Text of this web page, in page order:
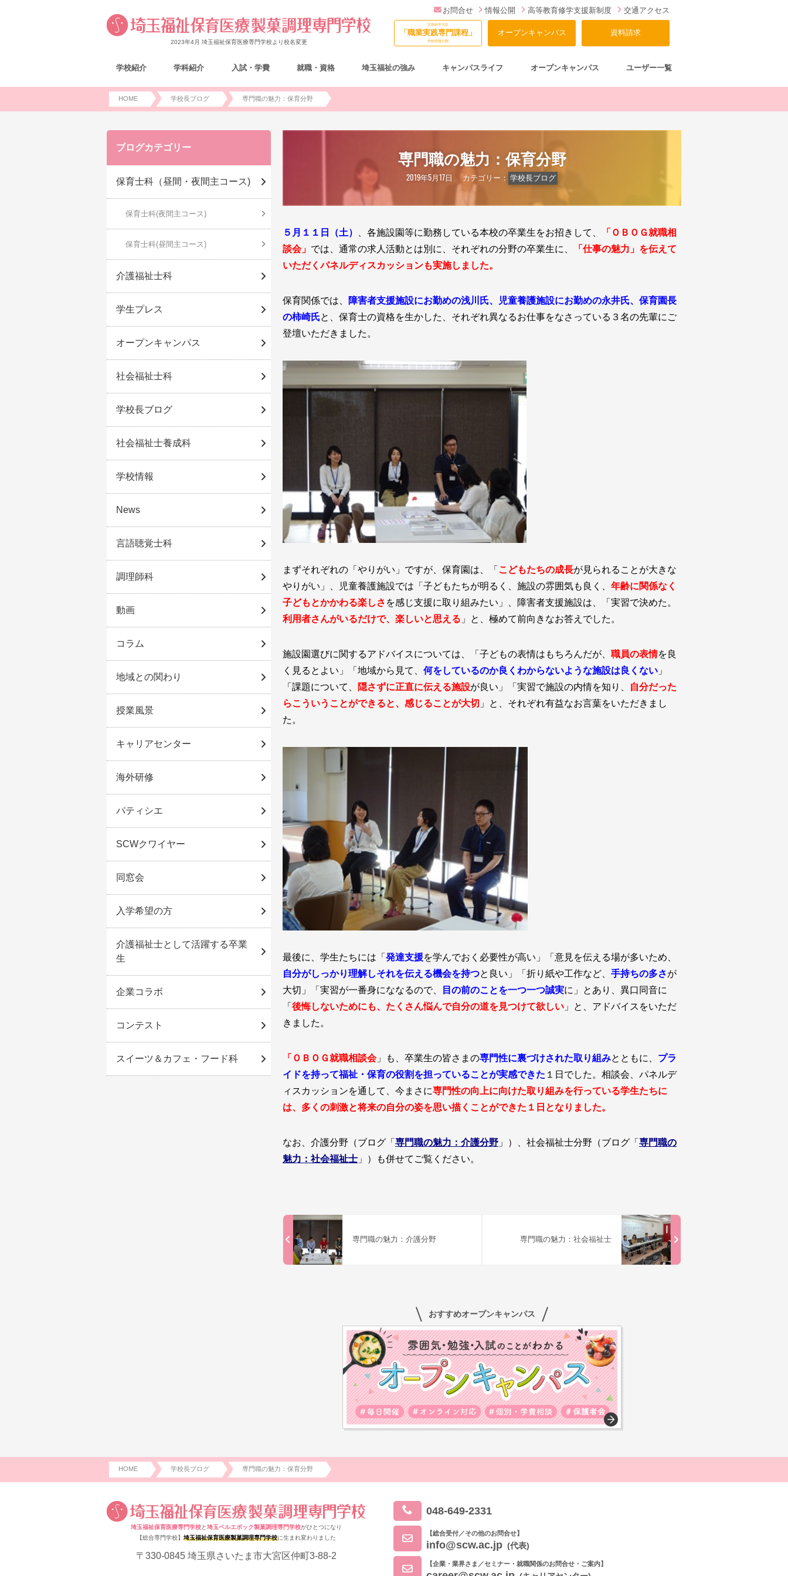
2023年4月 埼玉福祉保育医療専門学校より校名変更
お問合せ 情報公開 高等教育修学支援新制度 交通アクセス
文部科学大臣
「職業実践専門課程」
学校情報公開
オープンキャンパス 資料請求
学校紹介 学科紹介 入試・学費 就職・資格 埼玉福祉の強み キャンパスライフ オープンキャンパス ユーザー一覧
HOME 学校長ブログ 専門職の魅力：保育分野
専門職の魅力：保育分野
2019年5月17日 カテゴリー： 学校長ブログ
５月１１日（土） 、各施設園等に勤務している本校の卒業生をお招きして、
「ＯＢＯＧ就職相
談会」 では、 通常の求人活動とは別に、それぞれの分野の卒業生に
「仕事の魅力」を伝えて
いただくパネルディスカッションも実施しました。
保育関係では、
障害者支援施設にお勤めの浅川氏、児童養護施設にお勤めの永井氏、保育園長
の柿崎氏と、保育士の資格を生かした、それぞれ異なるお仕事をなさっている３名の先輩にご
登壇いただきました。
まずそれぞれの「やりがい」ですが、保育園は、「 こどもたちの成長が見られることが大きな
やりがい」、児童養護施設では「子どもたちが明るく、施設の雰囲気も良く、 年齢に関係なく
子どもとかかわる楽しさ を感じ支援に取り組みたい」、障害者支援施設は、「実習で決めた。
利用者さんがいるだけで、楽しいと思える 」と、極めて前向きなお答えでした。
施設園選びに関するアドバイスについては、「子どもの表情はもちろんだが、 職員の表情を良
く見るとよい」「地域から見て、 何をしているのか良くわからないような施設は良くない 」
「課題について、
隠さずに正直に伝える施設が良い」「実習で施設の内情を知り、
自分だった
らこういうことができると、感じることが大切 」と、それぞれ有益なお言葉をいただきまし
た。
最後に、学生たちには「 発達支援を学んでおく必要性が高い」「意見を伝える場が多いため、
自分がしっかり理解しそれを伝える機会を持つと良い」「折り紙や工作など、 手持ちの多さが
大切」「実習が一番身にななるので、
目の前のことを一つ一つ誠実に」とあり、異口同音に
「 後悔しないためにも、たくさん悩んで自分の道を見つけて欲しい 」と、アドバイスをいただ
きました。
「ＯＢＯＧ就職相談会」も、卒業生の皆さまの専門性に裏づけされた取り組みとともに、 プラ
イドを持って福祉・保育の役割を担っていることが実感できた １日でした。相談会、パネルデ
ィスカッションを通して、今まさに専門性の向上に向けた取り組みを行っている学生たちに
は、多くの刺激と将来の自分の姿を思い描くことができた１日となりました。
なお、介護分野（ブログ「 専門職の魅力：介護分野 」）、社会福祉士分野（ブログ「 専門職の
魅力：社会福祉士 」）も併せてご覧ください。
専門職の魅力：介護分野 専門職の魅力：社会福祉士
おすすめオープンキャンパス
ブログカテゴリー
保育士科（昼間・夜間主コース)
保育士科(夜間主コース)
保育士科(昼間主コース)
介護福祉士科
学生プレス
オープンキャンパス
社会福祉士科
学校長ブログ
社会福祉士養成科
学校情報
News
言語聴覚士科
調理師科
動画
コラム
地域との関わり
授業風景
キャリアセンター
海外研修
パティシエ
SCWクワイヤー
同窓会
入学希望の方
介護福祉士として活躍する卒業
生
企業コラボ
コンテスト
スイーツ＆カフェ・フード科
HOME 学校長ブログ 専門職の魅力：保育分野
埼玉福祉保育医療専門学校と埼玉ベルエポック製菓調理専門学校がひとつになり
【総合専門学校】 埼玉福祉保育医療製菓調理専門学校に生まれ変わりました
〒330-0845 埼玉県さいたま市大宮区仲町3-88-2
048-649-2331
【総合受付／その他のお問合せ】
info@scw.ac.jp (代表)
【企業・業界さま／セミナー・就職関係のお問合せ・ご案内】